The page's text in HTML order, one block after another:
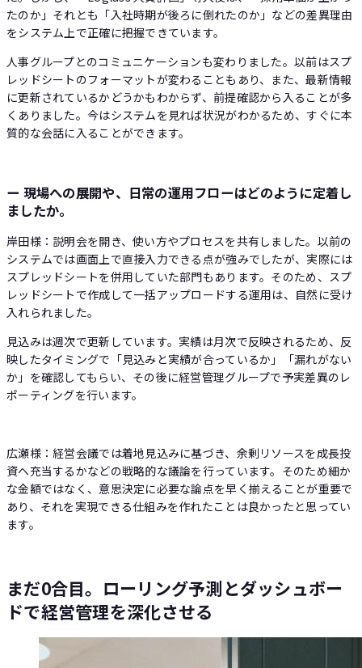
たのか」それとも「入社時期が後ろに倒れたのか」などの差異理由
をシステム上で正確に把握できています。
人事グループとのコミュニケーションも変わりました。以前はスプ
レッドシートのフォーマットが変わることもあり、また、最新情報
に更新されているかどうかもわからず、前提確認から入ることが多
くありました。今はシステムを見れば状況がわかるため、すぐに本
質的な会話に入ることができます。
ー 現場への展開や、日常の運用フローはどのように定着し
ましたか。
岸田様：説明会を開き、使い方やプロセスを共有しました。以前の
システムでは画面上で直接入力できる点が強みでしたが、実際には
スプレッドシートを併用していた部門もあります。そのため、スプ
レッドシートで作成して一括アップロードする運用は、自然に受け
入れられました。
見込みは週次で更新しています。実績は月次で反映されるため、反
映したタイミングで「見込みと実績が合っているか」「漏れがない
か」を確認してもらい、その後に経営管理グループで予実差異のレ
ポーティングを行います。
広瀬様：経営会議では着地見込みに基づき、余剰リソースを成長投
資へ充当するかなどの戦略的な議論を行っています。そのため細か
な金額ではなく、意思決定に必要な論点を早く揃えることが重要で
あり、それを実現できる仕組みを作れたことは良かったと思ってい
ます。
まだ0合目。ローリング予測とダッシュボー
ドで経営管理を深化させる